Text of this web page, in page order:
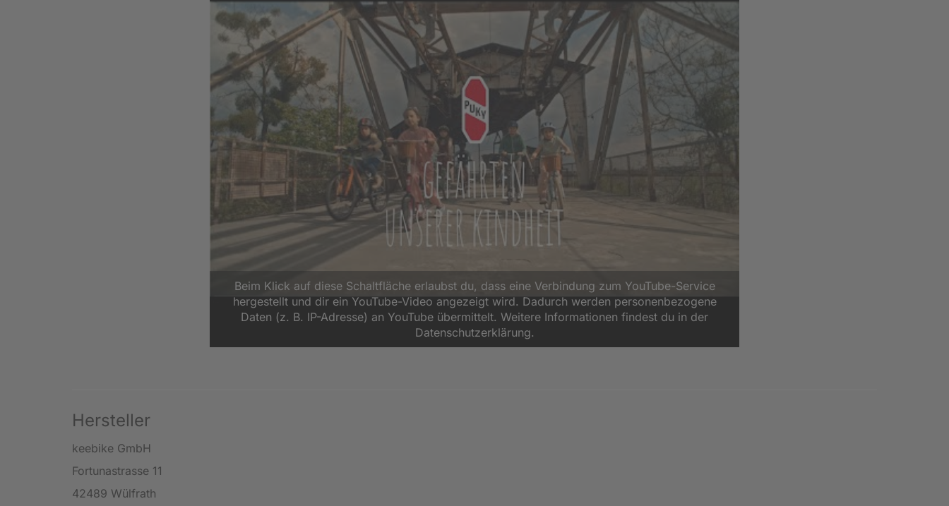
Beim Klick auf diese Schaltfläche erlaubst du, dass eine Verbindung zum YouTube-Service
hergestellt und dir ein YouTube-Video angezeigt wird. Dadurch werden personenbezogene
Daten (z. B. IP-Adresse) an YouTube übermittelt. Weitere Informationen findest du in der
Datenschutzerklärung.
Hersteller
keebike GmbH
Fortunastrasse 11
42489 Wülfrath